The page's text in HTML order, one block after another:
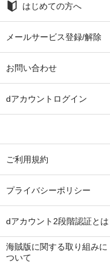
はじめての方へ
メールサービス登録/解除
お問い合わせ
dアカウントログイン
ご利用規約
プライバシーポリシー
dアカウント2段階認証とは
海賊版に関する取り組みに
ついて